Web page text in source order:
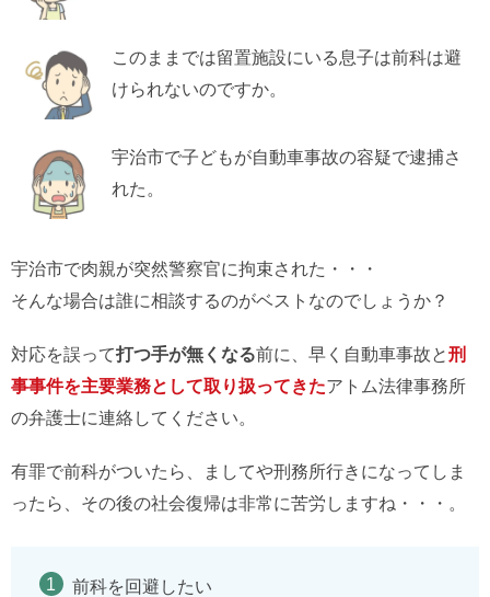
このままでは留置施設にいる息子は前科は避
けられないのですか。
宇治市で子どもが自動車事故の容疑で逮捕さ
れた。
宇治市で肉親が突然警察官に拘束された・・・
そんな場合は誰に相談するのがベストなのでしょうか？
対応を誤って打つ手が無くなる前に、早く自動車事故と刑
事事件を主要業務として取り扱ってきたアトム法律事務所
の弁護士に連絡してください。
有罪で前科がついたら、ましてや刑務所行きになってしま
ったら、その後の社会復帰は非常に苦労しますね・・・。
前科を回避したい